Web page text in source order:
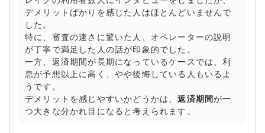
デメリットばかりを感じた人はほとんどいませんで
した。
特に、審査の速さに驚いた人、オペレーターの説明
が丁寧で満足した人の話が印象的でした。
一方、返済期間が長期になっているケースでは、利
息が予想以上に高く、やや後悔している人もいるよ
うです。
デメリットを感じやすいかどうかは、返済期間が一
つ大きな分かれ目になると考えられます。